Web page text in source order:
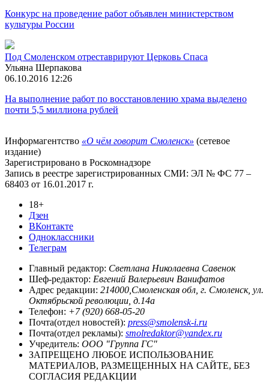
Конкурс на проведение работ объявлен министерством
культуры России
Под Смоленском отреставрируют Церковь Спаса
Ульяна Шерпакова
06.10.2016 12:26
На выполнение работ по восстановлению храма выделено
почти 5,5 миллиона рублей
Информагентство «О чём говорит Смоленск» (сетевое
издание)
Зарегистрировано в Роскомнадзоре
Запись в реестре зарегистрированных СМИ: ЭЛ № ФС 77 –
68403 от 16.01.2017 г.
18+
Дзен
ВКонтакте
Одноклассники
Телеграм
Главный редактор: Светлана Николаевна Савенок
Шеф-редактор: Евгений Валерьевич Ванифатов
Адрес редакции: 214000,Смоленская обл, г. Смоленск, ул.
Октябрьской революции, д.14а
Телефон: +7 (920) 668-05-20
Почта(отдел новостей): press@smolensk-i.ru
Почта(отдел рекламы): smolredaktor@yandex.ru
Учредитель: ООО "Группа ГС"
ЗАПРЕЩЕНО ЛЮБОЕ ИСПОЛЬЗОВАНИЕ
МАТЕРИАЛОВ, РАЗМЕЩЕННЫХ НА САЙТЕ, БЕЗ
СОГЛАСИЯ РЕДАКЦИИ